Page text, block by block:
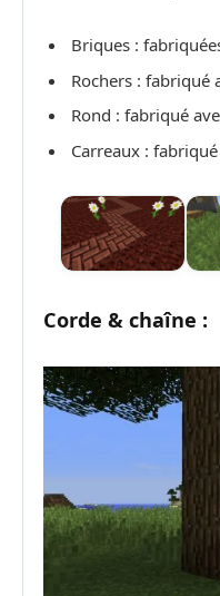
Briques :
Rochers : fabriqué
Rond : fabriqué
Carreaux :
Corde & chaîne :